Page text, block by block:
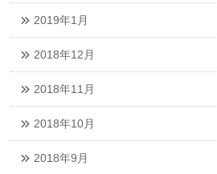
2019年1月
2018年12月
2018年11月
2018年10月
2018年9月